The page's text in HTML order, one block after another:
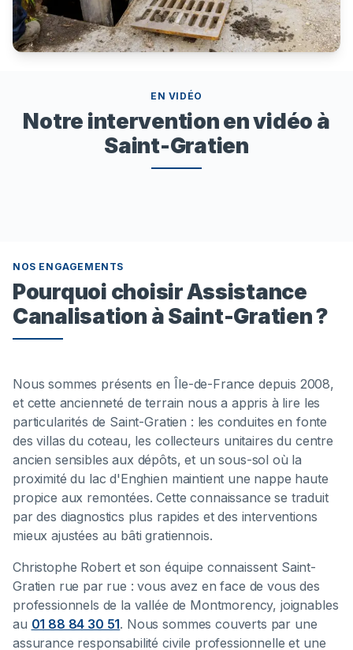
EN VIDÉO
Notre intervention en vidéo à
Saint-Gratien
NOS ENGAGEMENTS
Pourquoi choisir Assistance
Canalisation à Saint-Gratien ?
Nous sommes présents en Île-de-France depuis 2008,
et cette ancienneté de terrain nous a appris à lire les
particularités de Saint-Gratien : les conduites en fonte
des villas du coteau, les collecteurs unitaires du centre
ancien sensibles aux dépôts, et un sous-sol où la
proximité du lac d'Enghien maintient une nappe haute
propice aux remontées. Cette connaissance se traduit
par des diagnostics plus rapides et des interventions
mieux ajustées au bâti gratiennois.
Christophe Robert et son équipe connaissent Saint-
Gratien rue par rue : vous avez en face de vous des
professionnels de la vallée de Montmorency, joignables
au 01 88 84 30 51. Nous sommes couverts par une
assurance responsabilité civile professionnelle et une